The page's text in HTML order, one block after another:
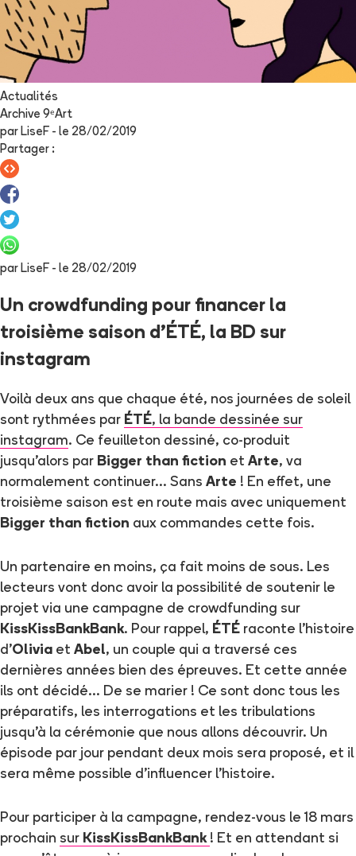
Actualités
Archive 9ᵉArt
par LiseF - le 28/02/2019
Partager :
par LiseF - le 28/02/2019
Un crowdfunding pour financer la
troisième saison d'ÉTÉ, la BD sur
instagram
Voilà deux ans que chaque été, nos journées de soleil
sont rythmées par ÉTÉ, la bande dessinée sur
instagram. Ce feuilleton dessiné, co-produit
jusqu'alors par Bigger than fiction et Arte, va
normalement continuer... Sans Arte ! En effet, une
troisième saison est en route mais avec uniquement
Bigger than fiction aux commandes cette fois.
Un partenaire en moins, ça fait moins de sous. Les
lecteurs vont donc avoir la possibilité de soutenir le
projet via une campagne de crowdfunding sur
KissKissBankBank. Pour rappel, ÉTÉ raconte l'histoire
d'Olivia et Abel, un couple qui a traversé ces
dernières années bien des épreuves. Et cette année
ils ont décidé... De se marier ! Ce sont donc tous les
préparatifs, les interrogations et les tribulations
jusqu'à la cérémonie que nous allons découvrir. Un
épisode par jour pendant deux mois sera proposé, et il
sera même possible d'influencer l'histoire.
Pour participer à la campagne, rendez-vous le 18 mars
prochain sur KissKissBankBank ! Et en attendant si